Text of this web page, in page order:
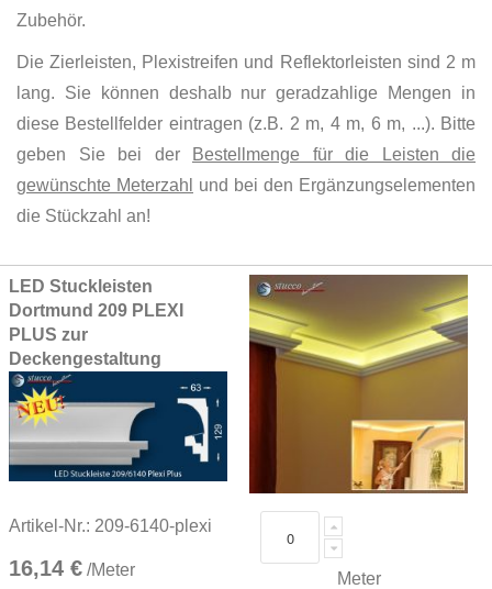
Zubehör.
Die Zierleisten, Plexistreifen und Reflektorleisten sind 2 m
lang. Sie können deshalb nur geradzahlige Mengen in
diese Bestellfelder eintragen (z.B. 2 m, 4 m, 6 m, ...). Bitte
geben Sie bei der
Bestellmenge für die Leisten die
gewünschte Meterzahl
und bei den Ergänzungselementen
die Stückzahl an!
Grouped
product
items
LED Stuckleisten
Dortmund 209 PLEXI
PLUS zur
Deckengestaltung
Artikel-Nr.: 209-6140-plexi
16,14 € /Meter
Meter